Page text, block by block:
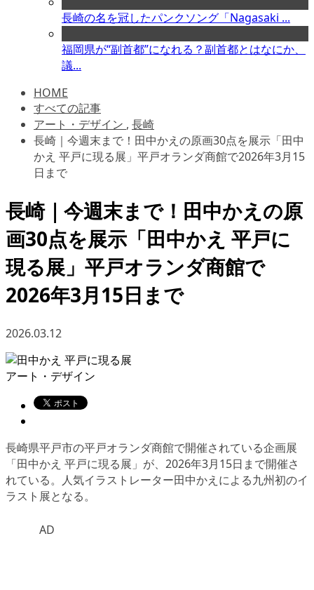
長崎の名を冠したパンクソング「Nagasaki ...
福岡県が“副首都”になれる？副首都とはなにか、
議...
HOME
すべての記事
アート・デザイン , 長崎
長崎｜今週末まで！田中かえの原画30点を展示「田中
かえ 平戸に現る展」平戸オランダ商館で2026年3月15
日まで
長崎｜今週末まで！田中かえの原
画30点を展示「田中かえ 平戸に
現る展」平戸オランダ商館で
2026年3月15日まで
2026.03.12
アート・デザイン
長崎県平戸市の平戸オランダ商館で開催されている企画展
「田中かえ 平戸に現る展」が、2026年3月15日まで開催さ
れている。人気イラストレーター田中かえによる九州初のイ
ラスト展となる。
AD